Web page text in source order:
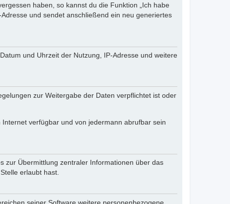
haben, so kannst du die Funktion „Ich habe
und sendet anschließend ein neu generiertes
und Uhrzeit der Nutzung, IP-Adresse und weitere
zur Weitergabe der Daten verpflichtet ist oder
verfügbar und von jedermann abrufbar sein
zur Übermittlung zentraler Informationen über das
erlaubt hast.
seiner Software weitere personenbezogene